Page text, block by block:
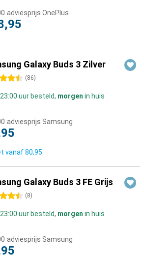
adviesprijs OnePlus
Galaxy Buds 3 Zilver
(86)
uur besteld, morgen in huis
adviesprijs Samsung
vanaf80,95
Galaxy Buds 3 FE Grijs
(8)
uur besteld, morgen in huis
adviesprijs Samsung